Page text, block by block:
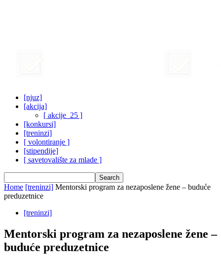
[njuz]
[akcija]
[ akcije_25 ]
[konkursi]
[treninzi]
[ volontiranje ]
[stipendije]
[ savetovalište za mlade ]
Home [treninzi] Mentorski program za nezaposlene žene – buduće
preduzetnice
[treninzi]
Mentorski program za nezaposlene žene –
buduće preduzetnice